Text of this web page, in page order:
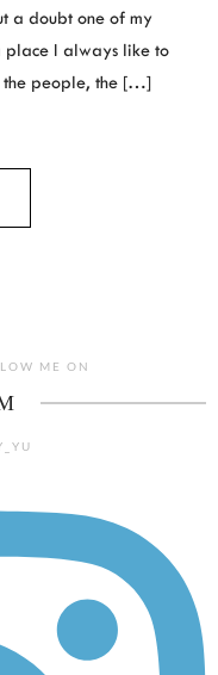
a doubt one of my
place I always like to
the people, the […]
ME ON